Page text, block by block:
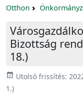
Otthon
Bizottság
18.)
event_available Utolsó frissítés:
1.)